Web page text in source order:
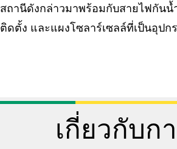
สถานีดังกล่าวมาพร้อมกับสายไฟกัน
ติดตั้ง และแผงโซลาร์เซลล์ที่เป็นอุปก
เกี่ยวกับ